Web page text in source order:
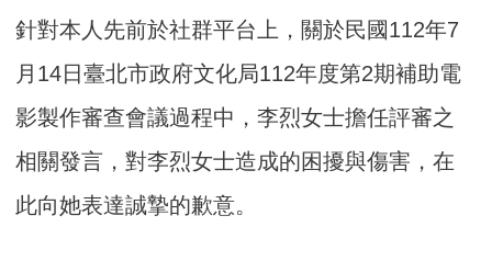
針對本人先前於社群平台上，關於民國112年7
月14日臺北市政府文化局112年度第2期補助電
影製作審查會議過程中，李烈女士擔任評審之
相關發言，對李烈女士造成的困擾與傷害，在
此向她表達誠摯的歉意。